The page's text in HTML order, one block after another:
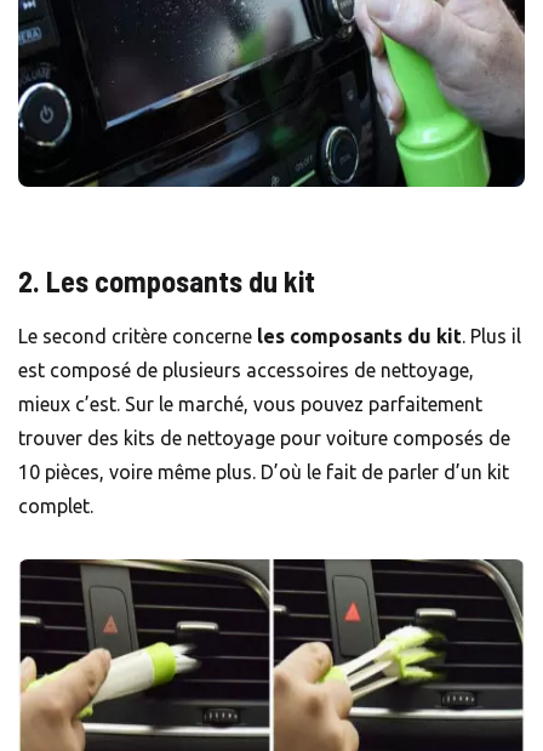
2. Les composants du kit
Le second critère concerne les composants du kit. Plus il
est composé de plusieurs accessoires de nettoyage,
mieux c’est. Sur le marché, vous pouvez parfaitement
trouver des kits de nettoyage pour voiture composés de
10 pièces, voire même plus. D’où le fait de parler d’un kit
complet.